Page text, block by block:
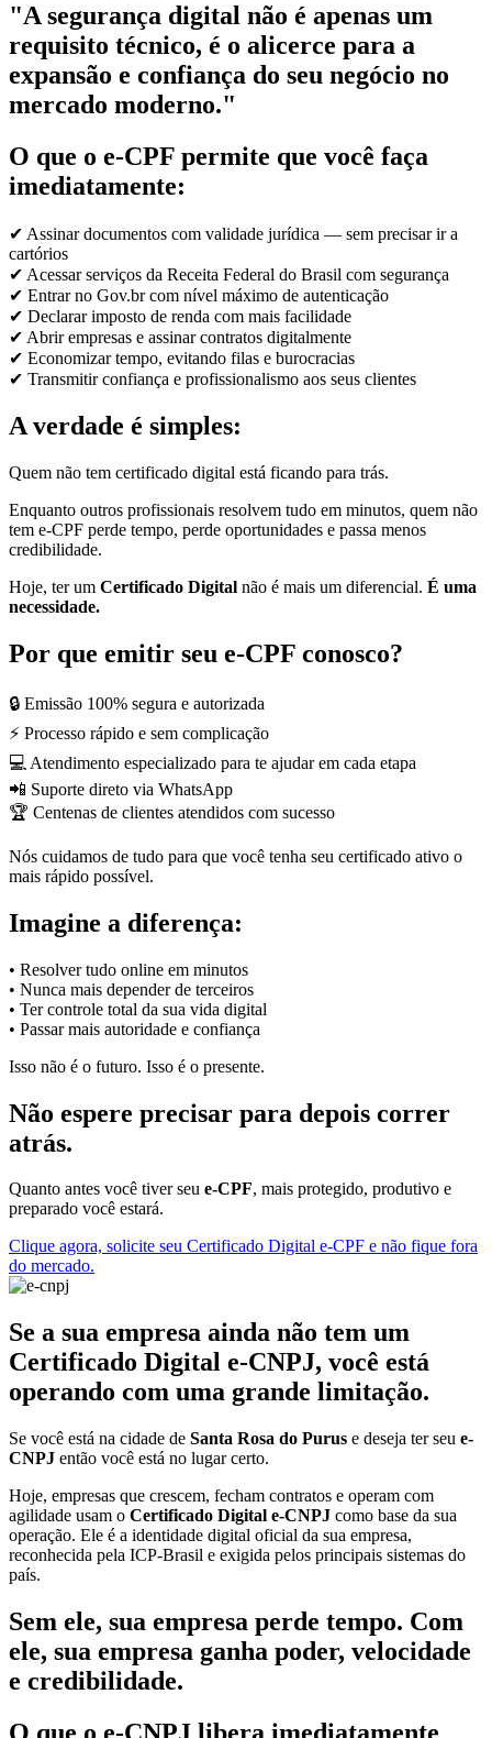
"A segurança digital não é apenas um
requisito técnico, é o alicerce para a
expansão e confiança do seu negócio no
mercado moderno."
O que o e-CPF permite que você faça
imediatamente:
✔ Assinar documentos com validade jurídica — sem precisar ir a
cartórios
✔ Acessar serviços da Receita Federal do Brasil com segurança
✔ Entrar no Gov.br com nível máximo de autenticação
✔ Declarar imposto de renda com mais facilidade
✔ Abrir empresas e assinar contratos digitalmente
✔ Economizar tempo, evitando filas e burocracias
✔ Transmitir confiança e profissionalismo aos seus clientes
A verdade é simples:
Quem não tem certificado digital está ficando para trás.
Enquanto outros profissionais resolvem tudo em minutos, quem não
tem e-CPF perde tempo, perde oportunidades e passa menos
credibilidade.
Hoje, ter um Certificado Digital não é mais um diferencial. É uma
necessidade.
Por que emitir seu e-CPF conosco?
🔒 Emissão 100% segura e autorizada
⚡ Processo rápido e sem complicação
💻 Atendimento especializado para te ajudar em cada etapa
📲 Suporte direto via WhatsApp
🏆 Centenas de clientes atendidos com sucesso
Nós cuidamos de tudo para que você tenha seu certificado ativo o
mais rápido possível.
Imagine a diferença:
• Resolver tudo online em minutos
• Nunca mais depender de terceiros
• Ter controle total da sua vida digital
• Passar mais autoridade e confiança
Isso não é o futuro. Isso é o presente.
Não espere precisar para depois correr
atrás.
Quanto antes você tiver seu e-CPF, mais protegido, produtivo e
preparado você estará.
Clique agora, solicite seu Certificado Digital e-CPF e não fique fora
do mercado.
Se a sua empresa ainda não tem um
Certificado Digital e-CNPJ, você está
operando com uma grande limitação.
Se você está na cidade de Santa Rosa do Purus e deseja ter seu e-
CNPJ então você está no lugar certo.
Hoje, empresas que crescem, fecham contratos e operam com
agilidade usam o Certificado Digital e-CNPJ como base da sua
operação. Ele é a identidade digital oficial da sua empresa,
reconhecida pela ICP-Brasil e exigida pelos principais sistemas do
país.
Sem ele, sua empresa perde tempo. Com
ele, sua empresa ganha poder, velocidade
e credibilidade.